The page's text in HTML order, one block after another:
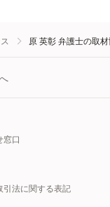
原 英彰 弁護士の取
窓口
引法に関する表記